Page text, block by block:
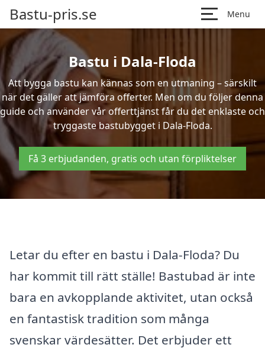
Bastu-pris.se Menu
Bastu i Dala-Floda
Att bygga bastu kan kännas som en utmaning – särskilt
när det gäller att jämföra offerter. Men om du följer denna
guide och använder vår offerttjänst får du det enklaste och
tryggaste bastubygget i Dala-Floda.
Få 3 erbjudanden, gratis och utan förpliktelser
Letar du efter en bastu i Dala-Floda? Du
har kommit till rätt ställe! Bastubad är inte
bara en avkopplande aktivitet, utan också
en fantastisk tradition som många
svenskar värdesätter. Det erbjuder ett